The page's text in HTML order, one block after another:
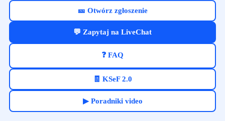
🎫 Otwórz zgłoszenie
💬 Zapytaj na LiveChat
❓ FAQ
🧾 KSeF 2.0
▶ Poradniki video